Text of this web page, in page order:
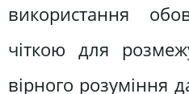
використання
чіткою для
вірного розуміння